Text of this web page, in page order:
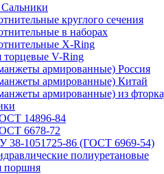
круглого сечения
в наборах
Х-Ring
торцевые V-Ring
армированные) Россия
армированные) Китай
армированные) из
14896-84
6678-72
38-1051725-86 (ГОСТ 6969-54)
полиуретановые
поршня